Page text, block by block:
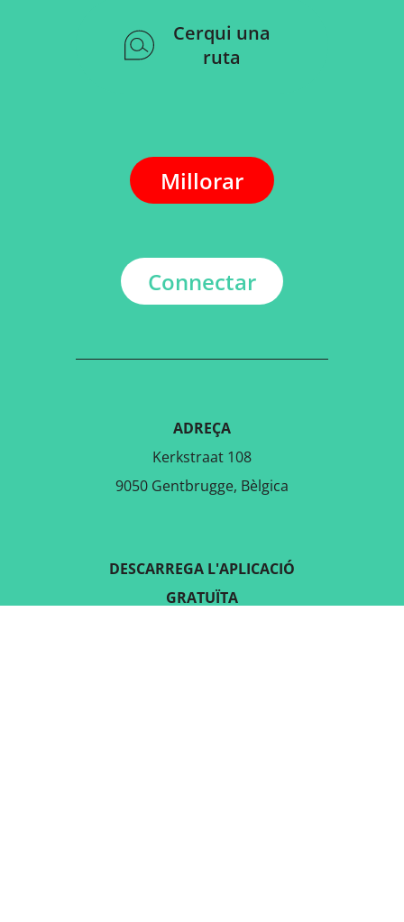
Cerqui una
ruta
Millorar
Connectar
ADREÇA
Kerkstraat 108
9050 Gentbrugge, Bèlgica
DESCARREGA L'APLICACIÓ
GRATUÏTA